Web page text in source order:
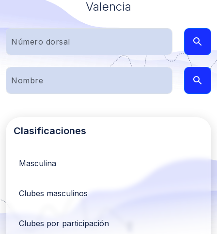
Valencia
Clasificaciones
Masculina
Clubes masculinos
Clubes por participación